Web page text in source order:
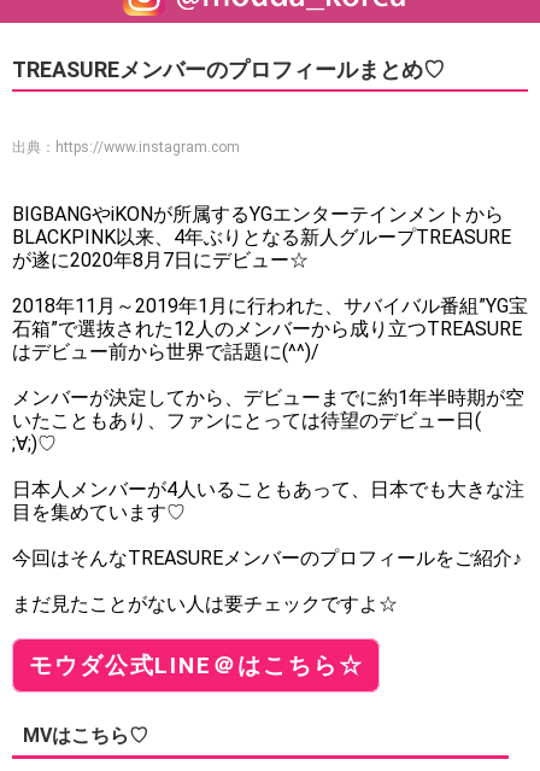
TREASUREメンバーのプロフィールまとめ♡
出典： https://www.instagram.com
BIGBANGやiKONが所属するYGエンターテインメントから
BLACKPINK以来、4年ぶりとなる新人グループTREASURE
が遂に2020年8月7日にデビュー☆
2018年11月～2019年1月に行われた、サバイバル番組”YG宝
石箱”で選抜された12人のメンバーから成り立つTREASURE
はデビュー前から世界で話題に(^^)/
メンバーが決定してから、デビューまでに約1年半時期が空
いたこともあり、ファンにとっては待望のデビュー日(
;∀;)♡
日本人メンバーが4人いることもあって、日本でも大きな注
目を集めています♡
今回はそんなTREASUREメンバーのプロフィールをご紹介♪
まだ見たことがない人は要チェックですよ☆
モウダ公式LINE＠はこちら☆
MVはこちら♡